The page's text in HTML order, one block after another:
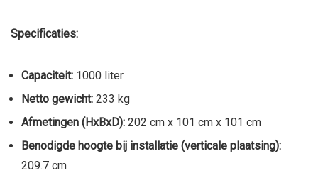
Specificaties:
Capaciteit: 1000 liter
Netto gewicht: 233 kg
Afmetingen (HxBxD): 202 cm x 101 cm x 101 cm
Benodigde hoogte bij installatie (verticale plaatsing):
209.7 cm